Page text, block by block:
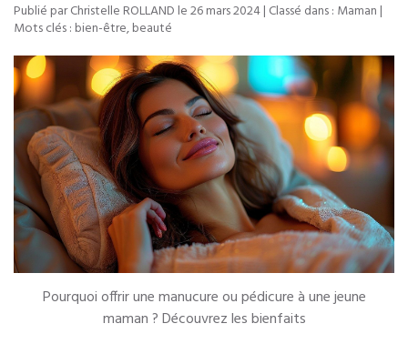
Publié par Christelle ROLLAND le26 mars 2024| Classé dans : Maman |
Mots clés : bien-être,beauté
Pourquoi offrir une manucure ou pédicure à une jeune
maman ? Découvrez les bienfaits